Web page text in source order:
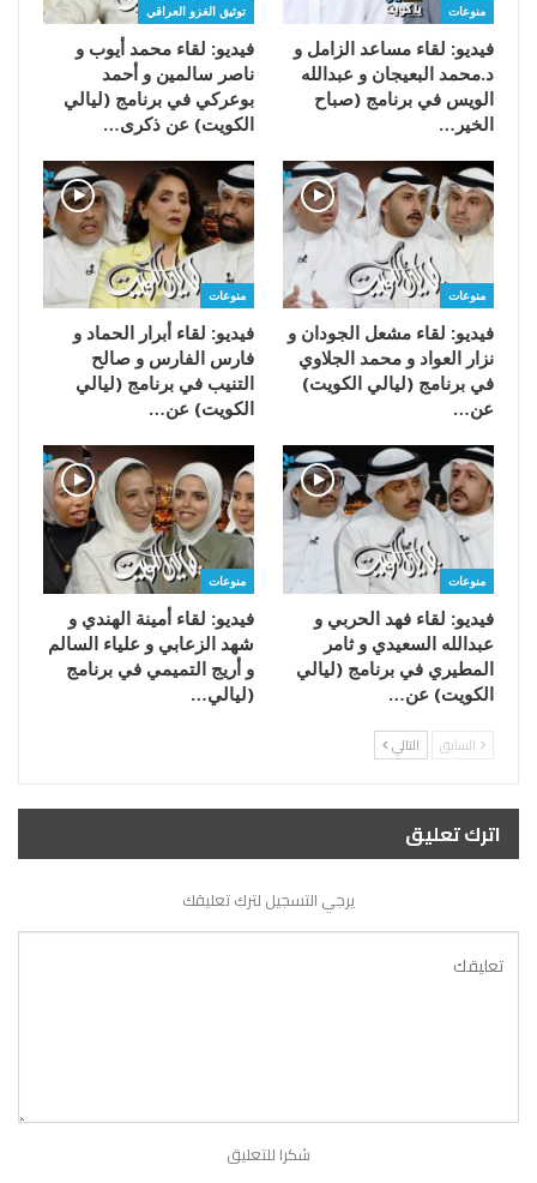
منوعات
فيديو: لقاء مساعد الزامل و
د.محمد البعيجان و عبدالله
الويس في برنامج (صباح
الخير…
توثيق الغزو العراقي
فيديو: لقاء محمد أيوب و
ناصر سالمين و أحمد
بوعركي في برنامج (ليالي
الكويت) عن ذكرى…
منوعات
فيديو: لقاء مشعل الجودان و
نزار العواد و محمد الجلاوي
في برنامج (ليالي الكويت)
عن…
منوعات
فيديو: لقاء أبرار الحماد و
فارس الفارس و صالح
التنيب في برنامج (ليالي
الكويت) عن…
منوعات
فيديو: لقاء فهد الحربي و
عبدالله السعيدي و ثامر
المطيري في برنامج (ليالي
الكويت) عن…
منوعات
فيديو: لقاء أمينة الهندي و
شهد الزعابي و علياء السالم
و أريج التميمي في برنامج
(ليالي…
السابق التالي
اترك تعليق
يرجي التسجيل لترك تعليقك
شكرا للتعليق